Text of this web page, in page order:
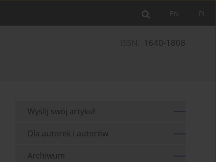
PL
EN
1640-1808
Wyślij swój artykuł
Dla autorek i autorów
Archiwum